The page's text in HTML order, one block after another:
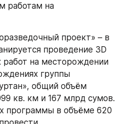
работам на
проект» – в
проведение 3D
работ на месторождении
группы
общий объём
кв. км и 167 млрд сумов.
программы в объёме 620